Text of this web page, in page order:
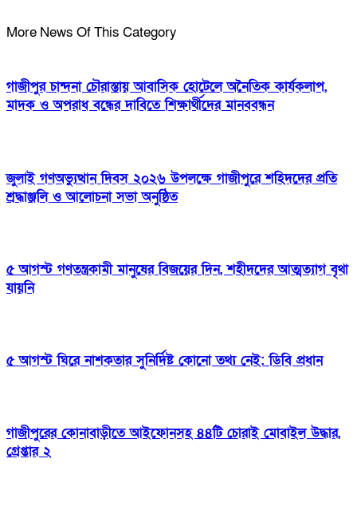
More News Of This Category
গাজীপুর চান্দনা চৌরাস্তায় আবাসিক হোটেলে অনৈতিক কার্যকলাপ,
মাদক ও অপরাধ বন্ধের দাবিতে শিক্ষার্থীদের মানববন্ধন
জুলাই গণঅভ্যুত্থান দিবস ২০২৬ উপলক্ষে গাজীপুরে শহিদদের প্রতি
শ্রদ্ধাঞ্জলি ও আলোচনা সভা অনুষ্ঠিত
৫ আগস্ট গণতন্ত্রকামী মানুষের বিজয়ের দিন, শহীদদের আত্মত্যাগ বৃথা
যায়নি
৫ আগস্ট ঘিরে নাশকতার সুনির্দিষ্ট কোনো তথ্য নেই: ডিবি প্রধান
গাজীপুরের কোনাবাড়ীতে আইফোনসহ ৪৪টি চোরাই মোবাইল উদ্ধার,
গ্রেপ্তার ২